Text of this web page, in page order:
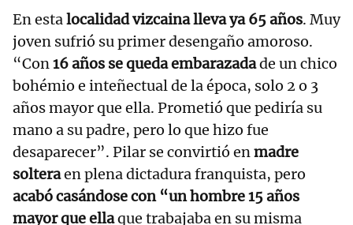
En estalocalidad vizcaina lleva ya 65 años. Muy
joven sufrió su primer desengaño amoroso.
“Con16 años se queda embarazadade un chico
bohémio e inteñectual de la época, solo 2 o 3
años mayor que ella. Prometió que pediría su
mano a su padre, pero lo que hizo fue
desaparecer”. Pilar se convirtió enmadre
solteraen plena dictadura franquista, pero
acabó casándose con “un hombre 15 años
mayor que ellaque trabajaba en su misma